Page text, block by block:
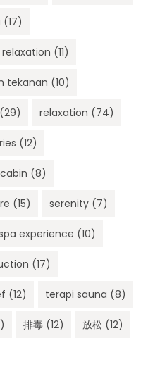
(17)
(11)
tekanan (10)
(29) relaxation (74)
(12)
(8)
(15) serenity (7)
experience (10)
(17)
(12) terapi sauna (8)
排毒 (12) 放松 (12)